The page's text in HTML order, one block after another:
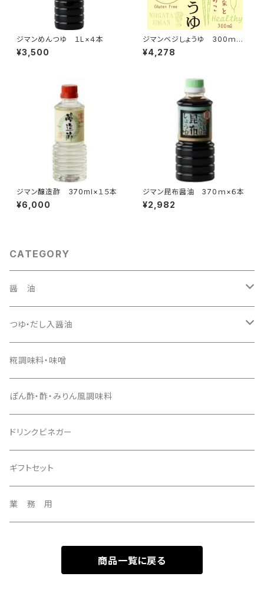
ジマンめんつゆ １L×４本
¥3,500
ジマンベジしょうゆ 300ｍｌ×
６本
¥4,278
ジマン醸造酢 370ml×１５本
¥6,000
ジマン昆布醤油 370ｍ×６本
¥2,982
CATEGORY
醤 油
１．８Ｌ
１Ｌ
３７０ｍｌ
つゆ・だし入醤油
１．８Ｌ
1Ｌ
２種セット
3種セット
３７０ｍｌ
糀調味料・味噌
ぽん酢・酢・みりん風調味料
ドリンクビネガー
ギフトセット
業 務 用
商品一覧に戻る